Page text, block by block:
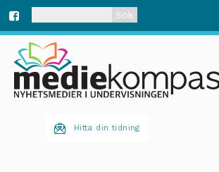
ce
När automatisk komplettering av
Hitta din tidning